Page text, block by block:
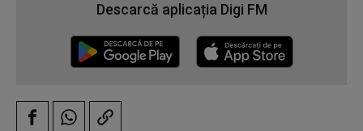
Descarcă aplicația Digi FM